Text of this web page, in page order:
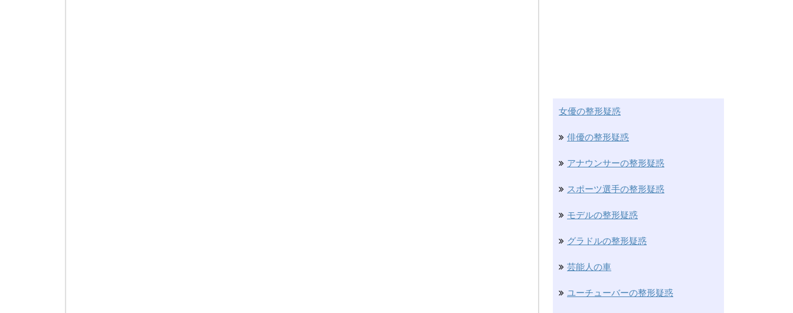
女優の整形疑惑
俳優の整形疑惑
アナウンサーの整形疑惑
スポーツ選手の整形疑惑
モデルの整形疑惑
グラドルの整形疑惑
芸能人の車
ユーチューバーの整形疑惑